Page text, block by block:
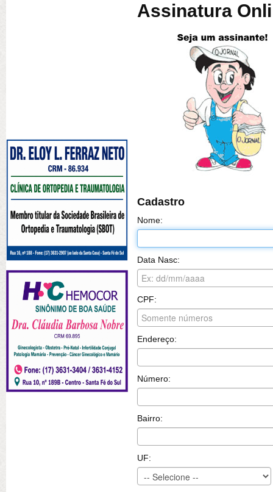
Assinatura
Cadastro
Nome:
Data Nasc:
CPF:
Endereço:
Número:
Bairro:
UF: